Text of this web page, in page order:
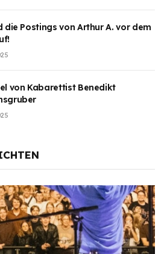
die Postings von Arthur A. vor dem
von Kabarettist Benedikt